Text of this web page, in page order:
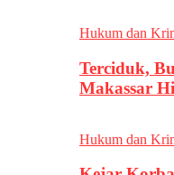
Hukum dan
Terciduk,
Makassar
Hukum dan